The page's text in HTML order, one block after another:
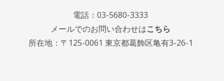
電話：03-5680-3333
メールでのお問い合わせはこちら
所在地：〒125-0061 東京都葛飾区亀有3-26-1